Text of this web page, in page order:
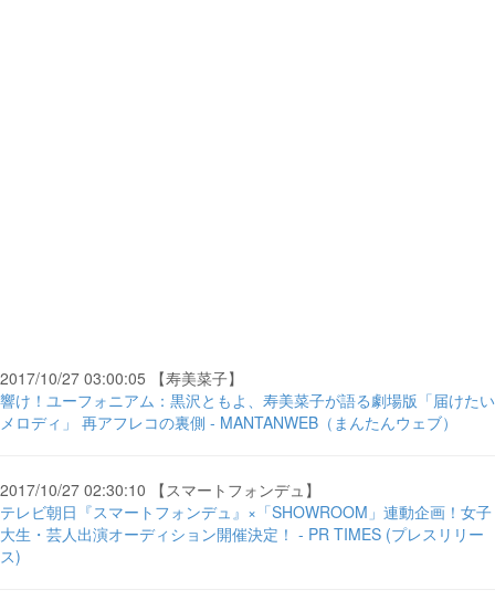
2017/10/27 03:00:05 【寿美菜子】
響け！ユーフォニアム：黒沢ともよ、寿美菜子が語る劇場版「届けたい
メロディ」 再アフレコの裏側 - MANTANWEB（まんたんウェブ）
2017/10/27 02:30:10 【スマートフォンデュ】
テレビ朝日『スマートフォンデュ』×「SHOWROOM」連動企画！女子
大生・芸人出演オーディション開催決定！ - PR TIMES (プレスリリー
ス)